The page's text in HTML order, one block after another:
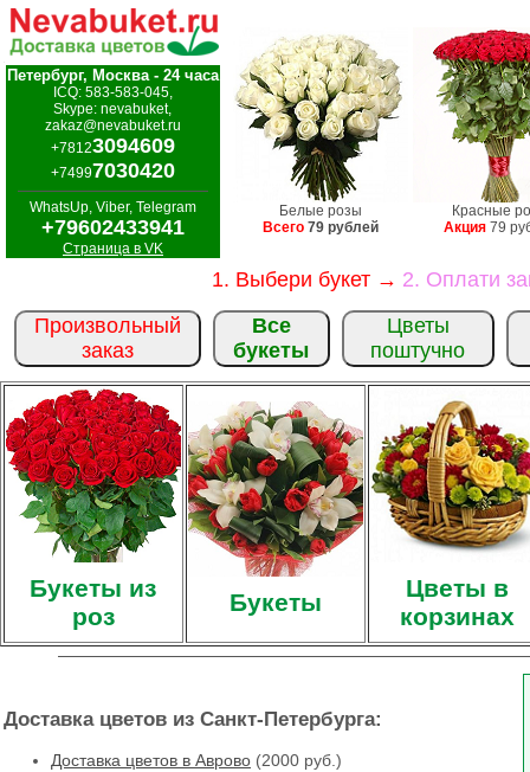
Петербург, Москва - 24 часа
ICQ: 583-583-045,
Skype: nevabuket,
zakaz@nevabuket.ru
+78123094609
+74997030420
WhatsUp, Viber, Telegram
+79602433941
Страница в VK
Белые розы
Всего 79 рублей
Красные
Акция 79
1. Выбери букет → 2. Оплати
Произвольный
заказ
Все
букеты
Цветы
поштучно
Букеты из
роз
Букеты
Цветы в
корзинах
Доставка цветов из Санкт-Петербурга:
Доставка цветов в Аврово (2000 руб.)